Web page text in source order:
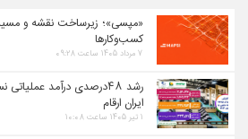
«مپسی»؛ زیرساخت نقشه و
کسب‌وکارها
۷ مرداد ۱۴۰۵ ساعت ۰۹:۲۸
رشد ۴۸درصدی درآمد
ایران ارقام
۱ تیر ۱۴۰۵ ساعت ۱۰:۰۸